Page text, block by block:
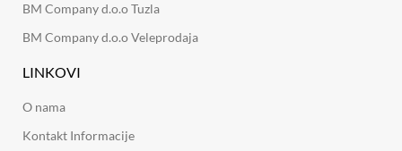
BM Company d.o.o Tuzla
BM Company d.o.o Veleprodaja
LINKOVI
O nama
Kontakt Informacije